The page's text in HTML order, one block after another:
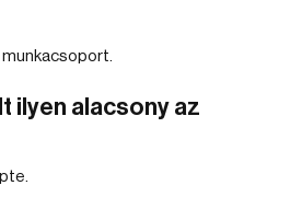
munkacsoport.
ilyen alacsony az